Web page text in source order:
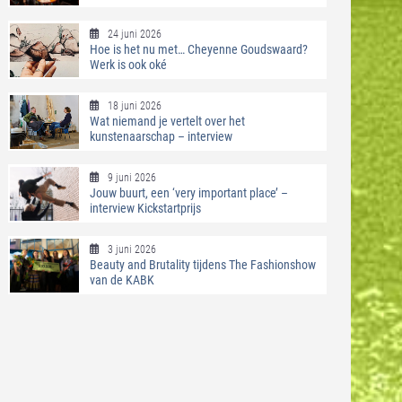
24 juni 2026
Hoe is het nu met… Cheyenne Goudswaard?
Werk is ook oké
18 juni 2026
Wat niemand je vertelt over het
kunstenaarschap – interview
9 juni 2026
Jouw buurt, een ‘very important place’ –
interview Kickstartprijs
3 juni 2026
Beauty and Brutality tijdens The Fashionshow
van de KABK